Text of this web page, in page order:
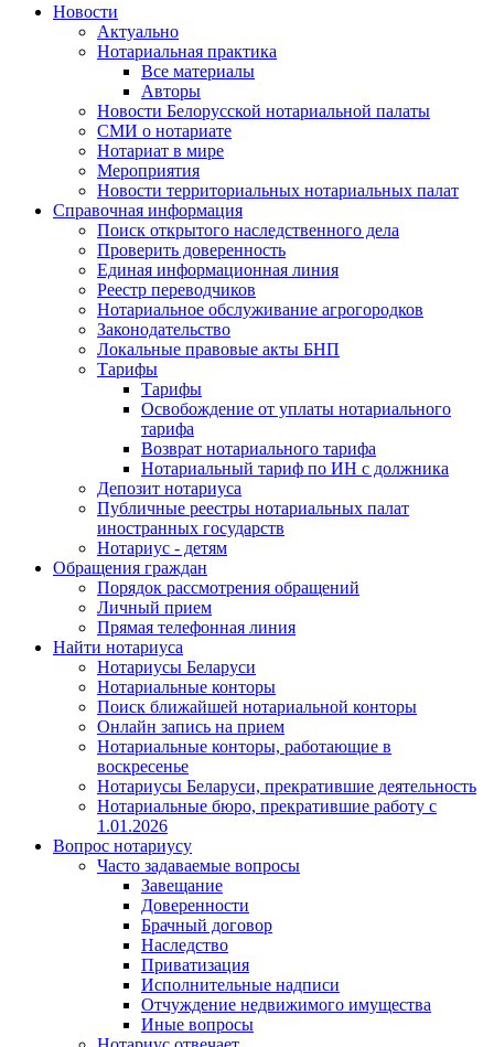
Новости
Актуально
Нотариальная практика
Все материалы
Авторы
Новости Белорусской нотариальной палаты
СМИ о нотариате
Нотариат в мире
Мероприятия
Новости территориальных нотариальных палат
Справочная информация
Поиск открытого наследственного дела
Проверить доверенность
Единая информационная линия
Реестр переводчиков
Нотариальное обслуживание агрогородков
Законодательство
Локальные правовые акты БНП
Тарифы
Тарифы
Освобождение от уплаты нотариального
тарифа
Возврат нотариального тарифа
Нотариальный тариф по ИН с должника
Депозит нотариуса
Публичные реестры нотариальных палат
иностранных государств
Нотариус - детям
Обращения граждан
Порядок рассмотрения обращений
Личный прием
Прямая телефонная линия
Найти нотариуса
Нотариусы Беларуси
Нотариальные конторы
Поиск ближайшей нотариальной конторы
Онлайн запись на прием
Нотариальные конторы, работающие в
воскресенье
Нотариусы Беларуси, прекратившие деятельность
Нотариальные бюро, прекратившие работу с
1.01.2026
Вопрос нотариусу
Часто задаваемые вопросы
Завещание
Доверенности
Брачный договор
Наследство
Приватизация
Исполнительные надписи
Отчуждение недвижимого имущества
Иные вопросы